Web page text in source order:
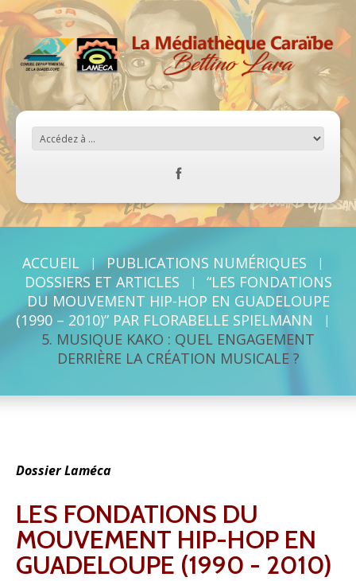
ACCUEIL
PUBLICATIONS NUMÉRIQUES
DOSSIERS ET ARTICLES
“LES FONDATIONS
DU MOUVEMENT HIP-HOP EN GUADELOUPE
(1990 – 2010)” PAR FLORABELLE SPIELMANN
5. MUSIQUE KAKO : QUEL ENGAGEMENT
DERRIÈRE LA CRÉATION MUSICALE ?
Dossier Laméca
LES FONDATIONS DU
MOUVEMENT HIP-HOP EN
GUADELOUPE (1990 - 2010)